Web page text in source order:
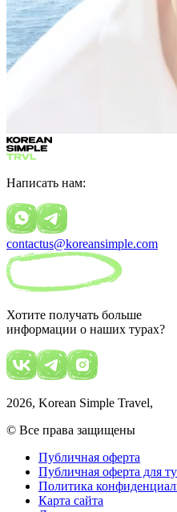
Написать нам:
contactus@koreansimple.com
Хотите получать больше
информации о наших турах?
2026, Korean Simple Travel,
© Все права защищены
Публичная оферта
Публичная оферта для
Политика
Карта сайта